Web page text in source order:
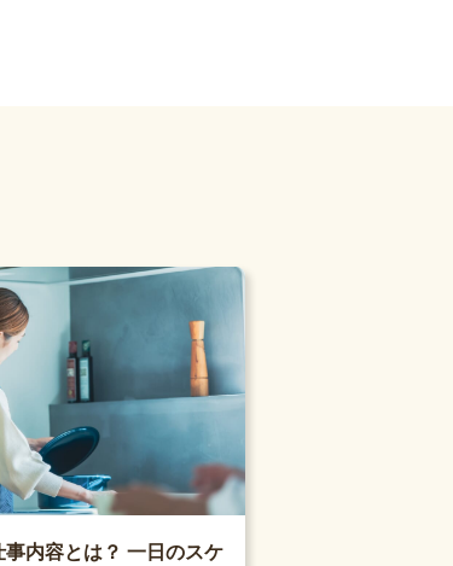
事内容とは？ 一日のスケ